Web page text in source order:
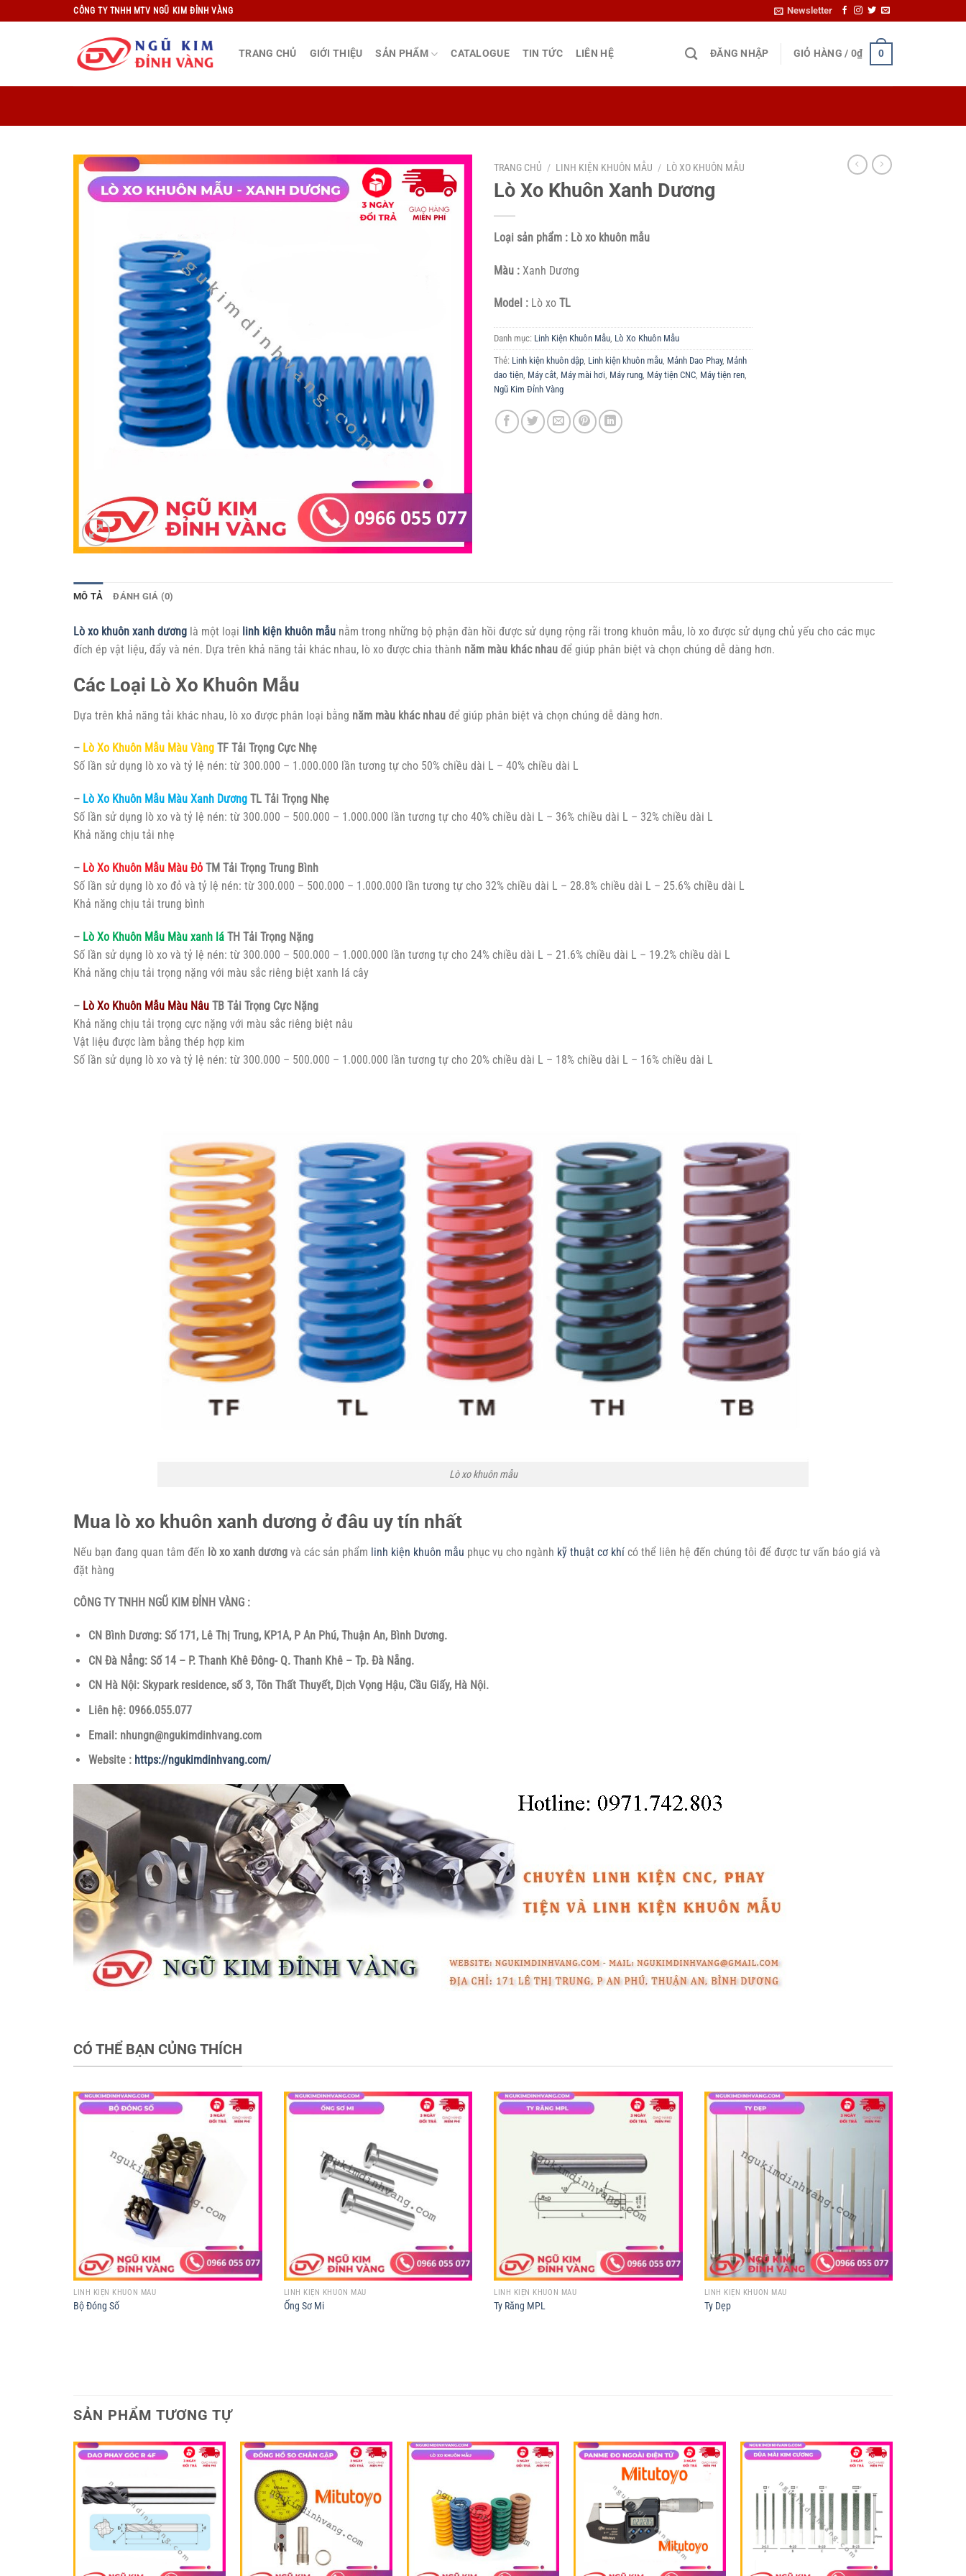
qua
CÔNG TY TNHH MTV NGŨ KIM ĐỈNH VÀNG Newsletter
TRANG CHỦ GIỚI THIỆU SẢN PHẨM CATALOGUE TIN TỨC LIÊN HỆ ĐĂNG NHẬP GIỎ HÀNG / 0₫ 0
TRANG CHỦ / LINH KIỆN KHUÔN MẪU / LÒ XO KHUÔN MẪU
Lò Xo Khuôn Xanh Dương
Loại sản phẩm : Lò xo khuôn mẫu
Màu : Xanh Dương
Model : Lò xo TL
Danh mục: Linh Kiện Khuôn Mẫu, Lò Xo Khuôn Mẫu
Thẻ: Linh kiện khuôn dập, Linh kiện khuôn mẫu, Mảnh Dao Phay, Mảnh
dao tiện, Máy cắt, Máy mài hơi, Máy rung, Máy tiện CNC, Máy tiện ren,
Ngũ Kim Đỉnh Vàng
MÔ TẢ ĐÁNH GIÁ (0)
Lò xo khuôn xanh dương là một loại linh kiện khuôn mẫu nằm trong những bộ phận đàn hồi được sử dụng rộng rãi trong khuôn mẫu, lò xo được sử dụng chủ yếu cho các mục
đích ép vật liệu, đẩy và nén. Dựa trên khả năng tải khác nhau, lò xo được chia thành năm màu khác nhau để giúp phân biệt và chọn chúng dễ dàng hơn.
Các Loại Lò Xo Khuôn Mẫu
Dựa trên khả năng tải khác nhau, lò xo được phân loại bằng năm màu khác nhau để giúp phân biệt và chọn chúng dễ dàng hơn.
– Lò Xo Khuôn Mẫu Màu Vàng TF Tải Trọng Cực Nhẹ
Số lần sử dụng lò xo và tỷ lệ nén: từ 300.000 – 1.000.000 lần tương tự cho 50% chiều dài L – 40% chiều dài L
– Lò Xo Khuôn Mẫu Màu Xanh Dương TL Tải Trọng Nhẹ
Số lần sử dụng lò xo và tỷ lệ nén: từ 300.000 – 500.000 – 1.000.000 lần tương tự cho 40% chiều dài L – 36% chiều dài L – 32% chiều dài L
Khả năng chịu tải nhẹ
– Lò Xo Khuôn Mẫu Màu Đỏ TM Tải Trọng Trung Bình
Số lần sử dụng lò xo đỏ và tỷ lệ nén: từ 300.000 – 500.000 – 1.000.000 lần tương tự cho 32% chiều dài L – 28.8% chiều dài L – 25.6% chiều dài L
Khả năng chịu tải trung bình
– Lò Xo Khuôn Mẫu Màu xanh lá TH Tải Trọng Nặng
Số lần sử dụng lò xo và tỷ lệ nén: từ 300.000 – 500.000 – 1.000.000 lần tương tự cho 24% chiều dài L – 21.6% chiều dài L – 19.2% chiều dài L
Khả năng chịu tải trọng nặng với màu sắc riêng biệt xanh lá cây
– Lò Xo Khuôn Mẫu Màu Nâu TB Tải Trọng Cực Nặng
Khả năng chịu tải trọng cực nặng với màu sắc riêng biệt nâu
Vật liệu được làm bằng thép hợp kim
Số lần sử dụng lò xo và tỷ lệ nén: từ 300.000 – 500.000 – 1.000.000 lần tương tự cho 20% chiều dài L – 18% chiều dài L – 16% chiều dài L
Lò xo khuôn mẫu
Mua lò xo khuôn xanh dương ở đâu uy tín nhất
Nếu bạn đang quan tâm đến lò xo xanh dương và các sản phẩm linh kiện khuôn mẫu phục vụ cho ngành kỹ thuật cơ khí có thể liên hệ đến chúng tôi để được tư vấn báo giá và
đặt hàng
CÔNG TY TNHH NGŨ KIM ĐỈNH VÀNG :
CN Bình Dương: Số 171, Lê Thị Trung, KP1A, P An Phú, Thuận An, Bình Dương.
CN Đà Nẳng: Số 14 – P. Thanh Khê Đông- Q. Thanh Khê – Tp. Đà Nẵng.
CN Hà Nội: Skypark residence, số 3, Tôn Thất Thuyết, Dịch Vọng Hậu, Cầu Giấy, Hà Nội.
Liên hệ: 0966.055.077
Email: nhungn@ngukimdinhvang.com
Website : https://ngukimdinhvang.com/
CÓ THỂ BẠN CỦNG THÍCH
LINH KIỆN KHUÔN MẪU
Bộ Đóng Số
LINH KIỆN KHUÔN MẪU
Ống Sơ Mi
LINH KIỆN KHUÔN MẪU
Ty Răng MPL
LINH KIỆN KHUÔN MẪU
Ty Dẹp
SẢN PHẨM TƯƠNG TỰ